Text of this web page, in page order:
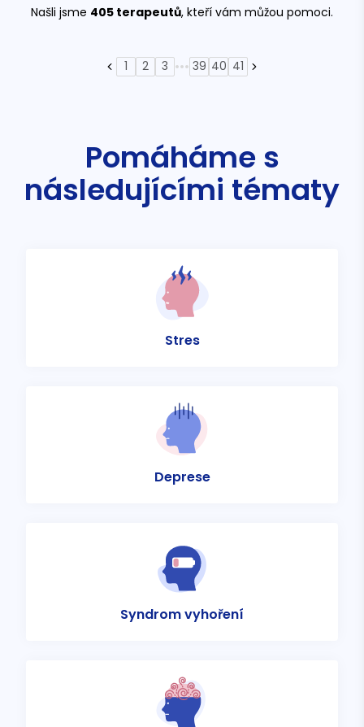
Našli jsme 405 terapeutů, kteří vám můžou pomoci.
1 2 3 ••• 39 40 41
Pomáháme s
následujícími tématy
Stres
Deprese
Syndrom vyhoření